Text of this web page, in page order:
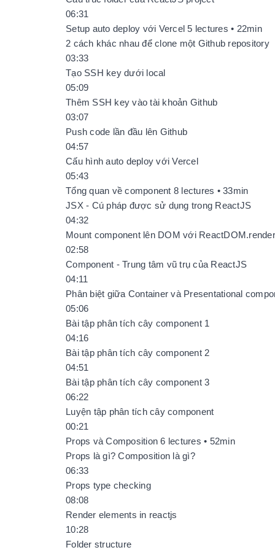
06:31
Setup auto deploy với Vercel 5 lectures • 22min
2 cách khác nhau để clone một Github repository
03:33
Tạo SSH key dưới local
05:09
Thêm SSH key vào tài khoản Github
03:07
Push code lần đầu lên Github
04:57
Cấu hình auto deploy với Vercel
05:43
Tổng quan về component 8 lectures • 33min
JSX - Cú pháp được sử dụng trong ReactJS
04:32
Mount component lên DOM với
02:58
Component - Trung tâm vũ trụ của ReactJS
04:11
Phân biệt giữa Container và Presentational
05:06
Bài tập phân tích cây component 1
04:16
Bài tập phân tích cây component 2
04:51
Bài tập phân tích cây component 3
06:22
Luyện tập phân tích cây component
00:21
Props và Composition 6 lectures • 52min
Props là gì? Composition là gì?
06:33
Props type checking
08:08
Render elements in reactjs
10:28
Folder structure